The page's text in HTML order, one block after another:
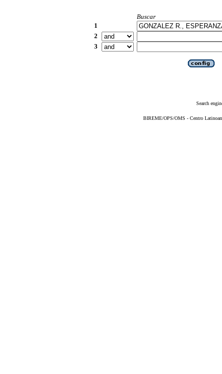
Buscar
1
2
3
Search
BIREME/OPS/OMS - Centro